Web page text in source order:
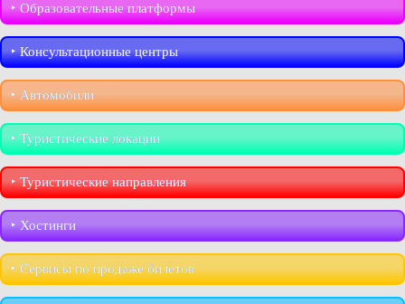
‣︎ Образовательные платформы
‣︎ Консультационные центры
‣︎ Автомобили
‣︎ Туристические локации
‣︎ Туристические направления
‣︎ Хостинги
‣︎ Сервисы по продаже билетов